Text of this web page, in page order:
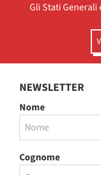
Gli Stati
NEWSLETTER
Nome
Cognome